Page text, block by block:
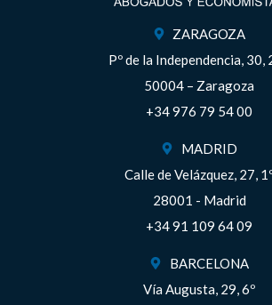
ZARAGOZA
Pº de la Independencia, 30,
50004 – Zaragoza
+34 976 79 54 00
MADRID
Calle de Velázquez, 27,
28001 - Madrid
+34 91 109 64 09
BARCELONA
Vía Augusta, 29, 6º